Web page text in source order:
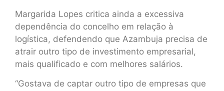
Margarida Lopes critica ainda a excessiva
dependência do concelho em relação à
logística, defendendo que Azambuja precisa de
atrair outro tipo de investimento empresarial,
mais qualificado e com melhores salários.
“Gostava de captar outro tipo de empresas que